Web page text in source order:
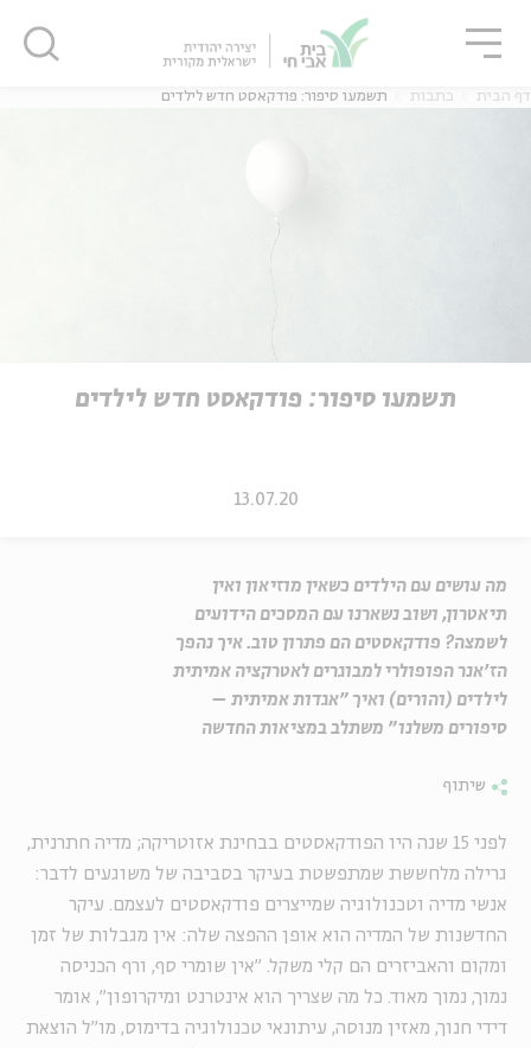
דף הבית כתבות תשמעו סיפור: פודקאסט חדש לילדים
תשמעו סיפור: פודקאסט חדש לילדים
13.07.20
מה עושים עם הילדים כשאין מוזיאון ואין
תיאטרון, ושוב נשארנו עם המסכים הידועים
לשמצה? פודקאסטים הם פתרון טוב. איך נהפך
הז'אנר הפופולרי למבוגרים לאטרקציה אמיתית
לילדים (והורים) ואיך "אגדות אמיתית –
סיפורים משלנו" משתלב במציאות החדשה
שיתוף
לפני 15 שנה היו הפודקאסטים בבחינת אזוטריקה; מדיה חתרנית,
גרילה מלחששת שמתפשטת בעיקר בסביבה של משוגעים לדבר:
אנשי מדיה וטכנולוגיה שמייצרים פודקאסטים לעצמם. עיקר
החדשנות של המדיה הוא אופן ההפצה שלה: אין מגבלות של זמן
ומקום והאביזרים הם קלי משקל. "אין שומרי סף, ורף הכניסה
נמוך, נמוך מאוד. כל מה שצריך הוא אינטרנט ומיקרופון", אומר
דידי חנוך, מאזין מנוסה, עיתונאי טכנולוגיה בדימוס, מו"ל הוצאת
סגור